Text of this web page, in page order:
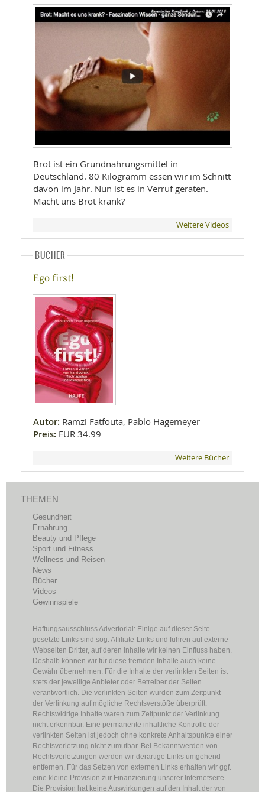
Brot ist ein Grundnahrungsmittel in
Deutschland. 80 Kilogramm essen wir im Schnitt
davon im Jahr. Nun ist es in Verruf geraten.
Macht uns Brot krank?
Weitere Videos
BÜCHER
Ego first!
Autor: Ramzi Fatfouta, Pablo Hagemeyer
Preis: EUR 34.99
Weitere Bücher
THEMEN
Gesundheit
Ernährung
Beauty und Pflege
Sport und Fitness
Wellness und Reisen
News
Bücher
Videos
Gewinnspiele
Haftungsausschluss Advertorial: Einige auf dieser Seite
gesetzte Links sind sog. Affiliate-Links und führen auf externe
Webseiten Dritter, auf deren Inhalte wir keinen Einfluss haben.
Deshalb können wir für diese fremden Inhalte auch keine
Gewähr übernehmen. Für die Inhalte der verlinkten Seiten ist
stets der jeweilige Anbieter oder Betreiber der Seiten
verantwortlich. Die verlinkten Seiten wurden zum Zeitpunkt
der Verlinkung auf mögliche Rechtsverstöße überprüft.
Rechtswidrige Inhalte waren zum Zeitpunkt der Verlinkung
nicht erkennbar. Eine permanente inhaltliche Kontrolle der
verlinkten Seiten ist jedoch ohne konkrete Anhaltspunkte einer
Rechtsverletzung nicht zumutbar. Bei Bekanntwerden von
Rechtsverletzungen werden wir derartige Links umgehend
entfernen. Für das Setzen von externen Links erhalten wir ggf.
eine kleine Provision zur Finanzierung unserer Internetseite.
Die Provision hat keine Auswirkungen auf den Inhalt der von